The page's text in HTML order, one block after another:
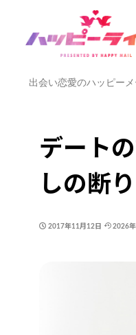
出会い恋愛のハッピー
デート
しの断
2017年11月12日 2026